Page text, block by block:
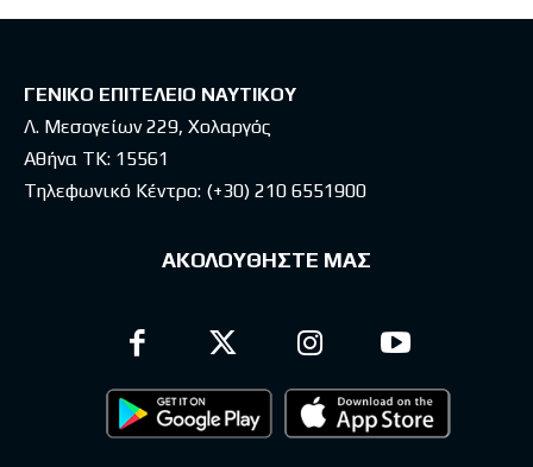
ΓΕΝΙΚΟ ΕΠΙΤΕΛΕΙΟ ΝΑΥΤΙΚΟΥ
Λ. Μεσογείων 229, Χολαργός
Αθήνα ΤΚ: 15561
Τηλεφωνικό Κέντρο: (+30) 210 6551900
ΑΚΟΛΟΥΘΗΣΤΕ ΜΑΣ